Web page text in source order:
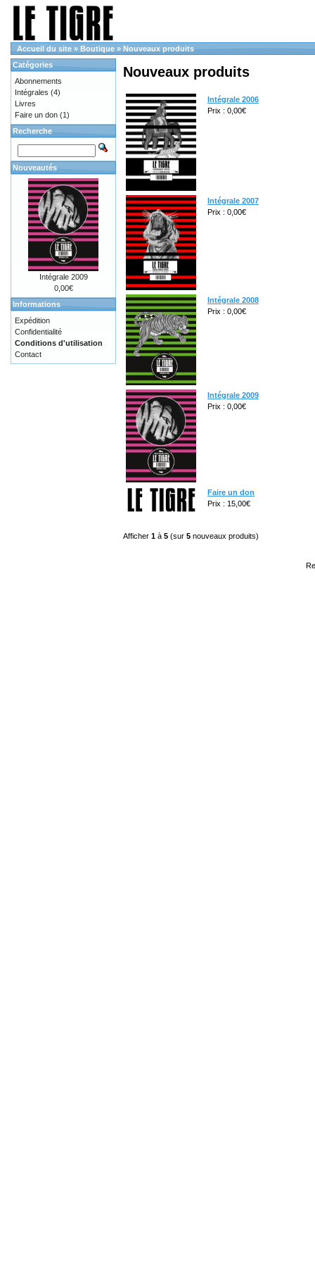
Accueil du site » Boutique » Nouveaux produits
Nouveaux produits
Intégrale 2006
Prix : 0,00€
Intégrale 2007
Prix : 0,00€
Intégrale 2008
Prix : 0,00€
Intégrale 2009
Prix : 0,00€
Faire un don
Prix : 15,00€
Afficher 1 à 5 (sur 5 nouveaux produits)
Catégories
Abonnements
Intégrales (4)
Livres
Faire un don (1)
Recherche
Nouveautés
Intégrale 2009
0,00€
Informations
Expédition
Confidentialité
Conditions d'utilisation
Contact